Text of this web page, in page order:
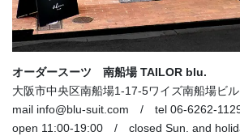
オーダースーツ 南船場 TAILOR blu.
大阪市中央区南船場1-17-5ワイズ南船場ビ
mail info@blu-suit.com / tel 06-6262-
open 11:00-19:00 / closed Sun. and